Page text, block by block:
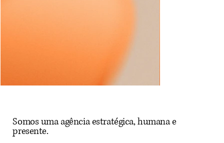
Somos uma agência estratégica, humana e
presente.